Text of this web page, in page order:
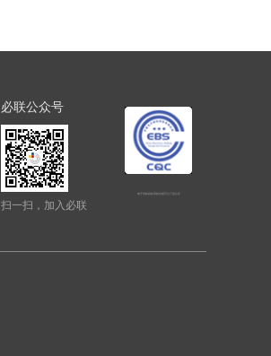
必联公众号
扫一扫，加入必联
电子招标投标系统交易平台三星认证